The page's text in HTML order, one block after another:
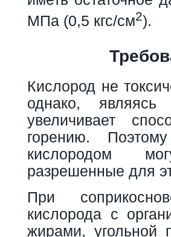
МПа (0,5 кгс/см2).
Кислород не
однако, являясь
увеличивает
горению.
кислородом
разрешенные для
При
кислорода с
жирами, угольной